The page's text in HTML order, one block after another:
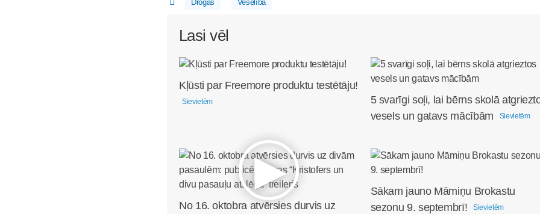
Drogas Veselība
Lasi vēl
Kļūsti par Freemore produktu testētāju!
Sievietēm
5 svarīgi soļi, lai bērns skolā
vesels un gatavs mācībām
Sievietēm
No 16. oktobra atvērsies durvis uz
Sākam jauno Māmiņu Brokastu
sezonu 9. septembrī!
Sievietēm